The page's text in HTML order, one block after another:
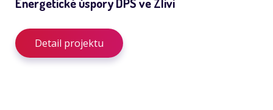
Detail projektu